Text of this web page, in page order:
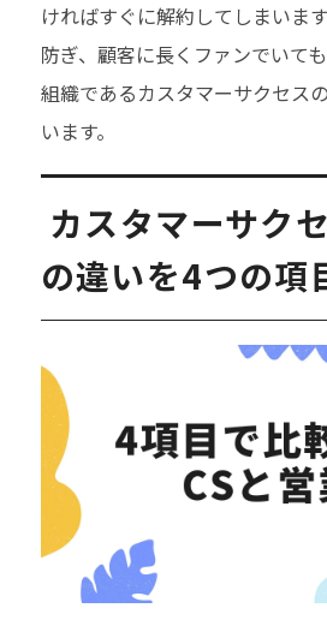
ければすぐに解約してしまいま
防ぎ、顧客に長くファンでいて
組織であるカスタマーサクセス
います。
カスタマーサク
の違いを4つの項